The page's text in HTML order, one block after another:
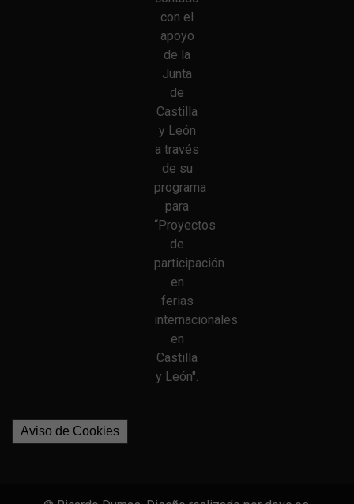
con el
apoyo
de la
Junta
de
Castilla
y León
a través
de su
programa
para
“Proyectos
de
participación
en
ferias
internacionales
en
Castilla
y León".
Aviso de Cookies